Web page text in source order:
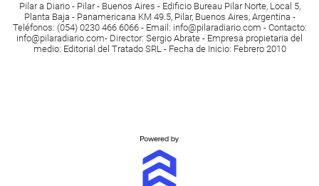
Pilar a Diario - Pilar - Buenos Aires - Edificio Bureau Pilar Norte, Local 5,
Planta Baja - Panamericana KM 49.5, Pilar, Buenos Aires, Argentina -
Teléfonos: (054) 0230 466 6066 - Email : info@pilaradiario.com - Contacto:
info@pilaradiario.com- Director: Sergio Abrate - Empresa propietaria del
medio: Editorial del Tratado SRL - Fecha de Inicio: Febrero 2010